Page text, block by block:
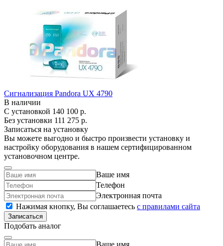
Сигнализация Pandora UX 4790
В наличии
С установкой 140 100 р.
Без установки 111 275 р.
Записаться на установку
Вы можете выгодно и быстро произвести установку и
настройку оборудования в нашем сертифицированном
установочном центре.
Ваше имя
Телефон
Электронная почта
Нажимая кнопку, Вы соглашаетесь c правилами сайта
Записаться
Подобать аналог
Ваше имя